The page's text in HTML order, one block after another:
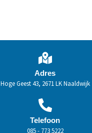
Adres
Hoge Geest 43, 2671 LK Naaldwijk
Telefoon
085 - 773 5222